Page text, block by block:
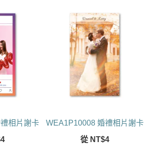
相片謝卡
4
WEA1P10008 婚禮相片謝卡
從 NT$4